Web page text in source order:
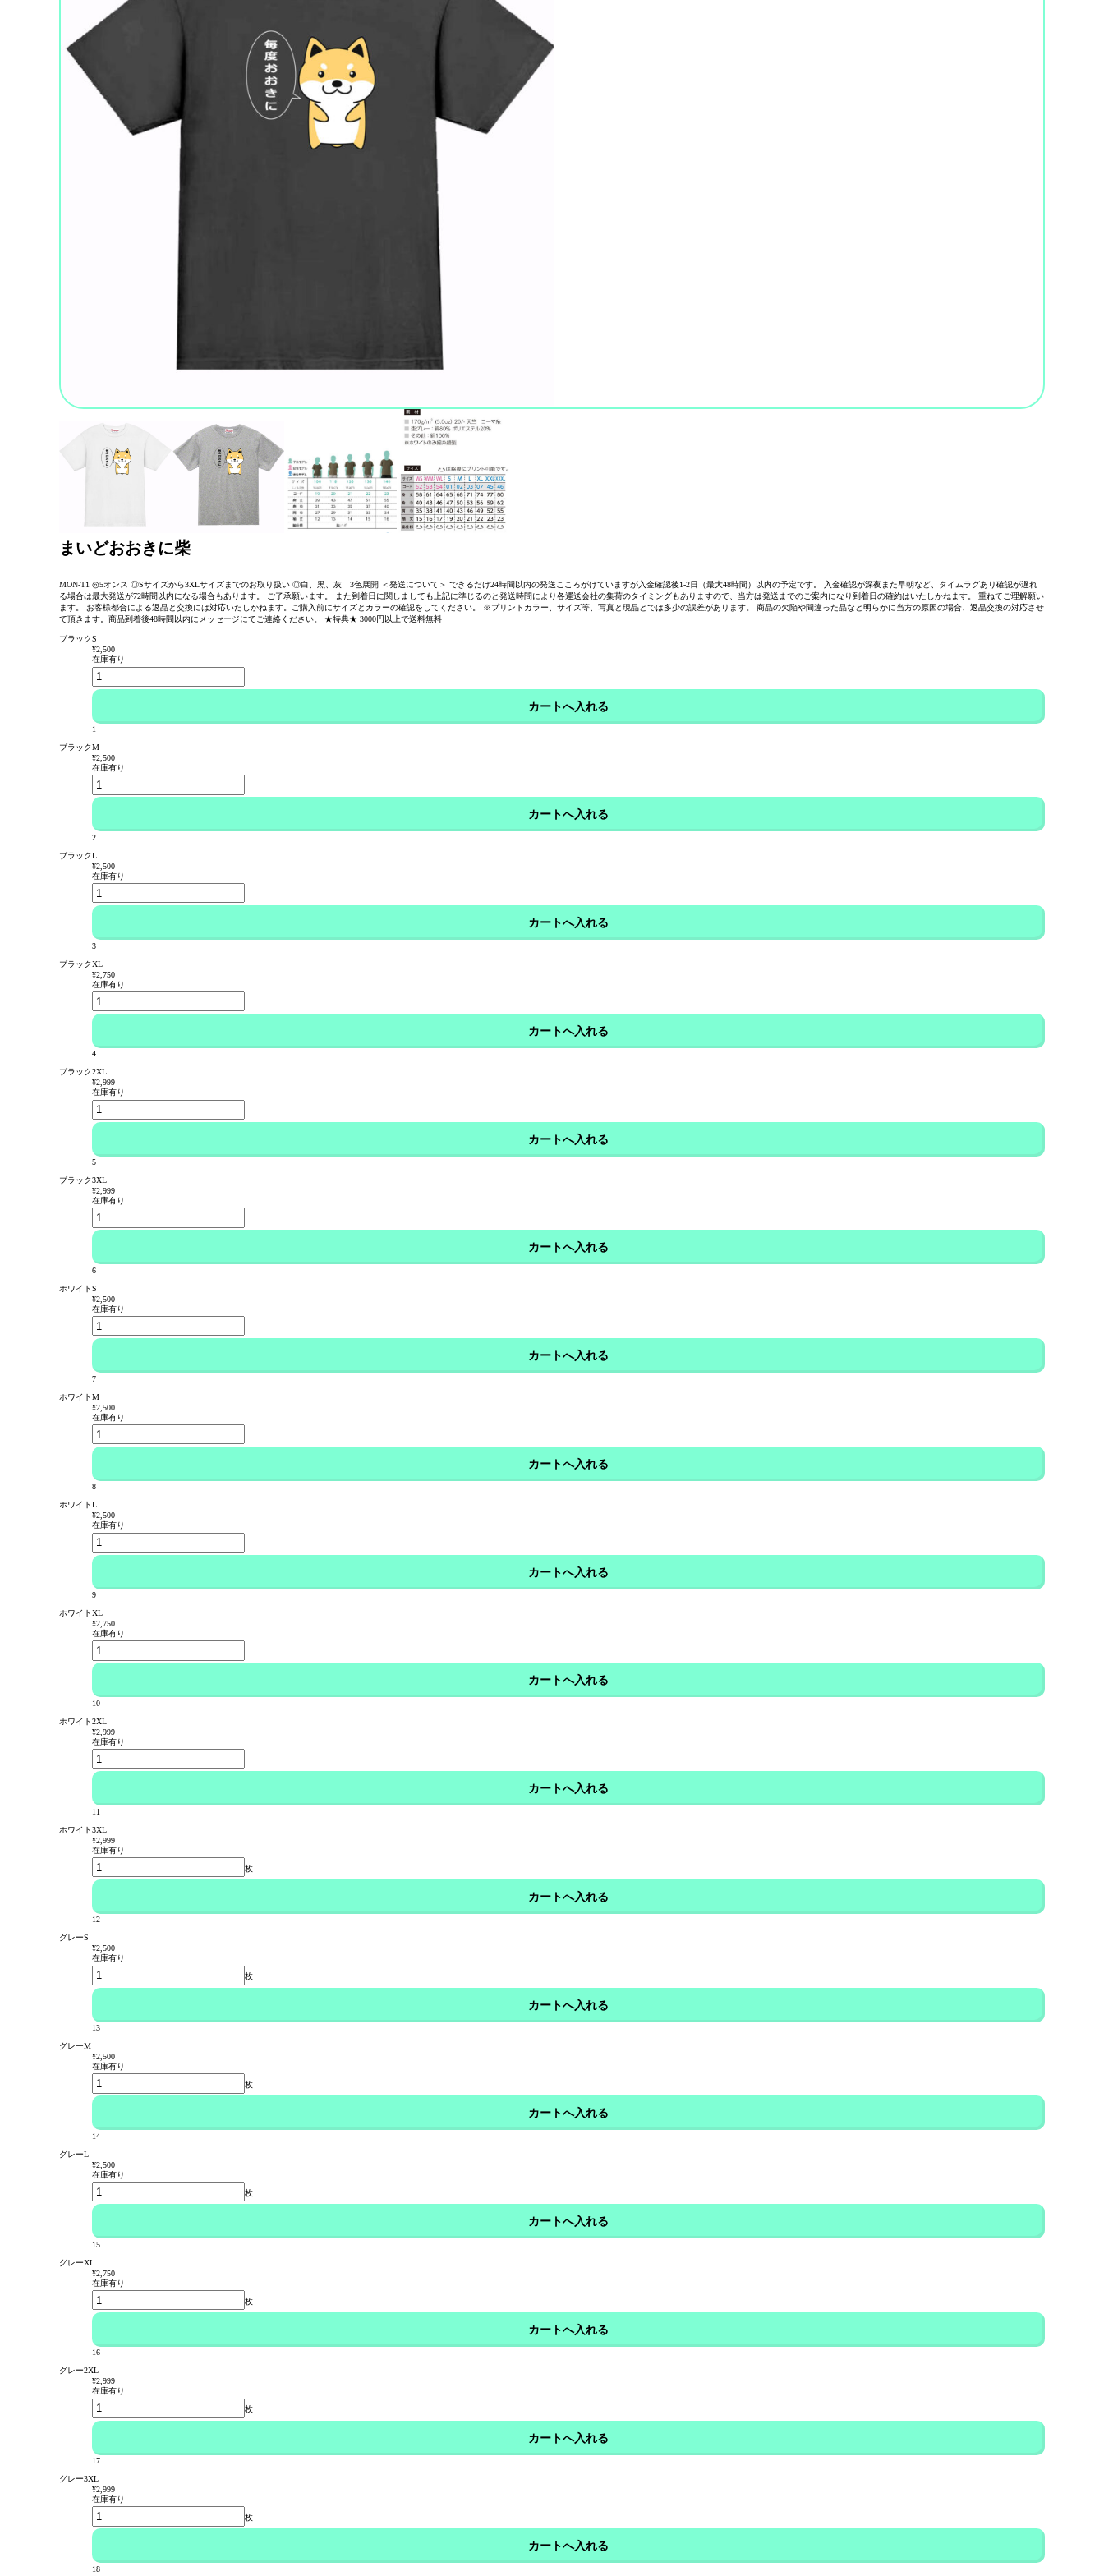
まいどおおきに柴
MON-T1 ◎5オンス ◎Sサイズから3XLサイズまでのお取り扱い ◎白、黒、灰 3色展開 ＜発送について＞ できるだけ24時間以内の発送こころがけていますが入金確認後1-2日（最大48時間）以内の予定です。 入金確認が深夜また早朝など、タイムラグあり確認が遅れ
る場合は最大発送が72時間以内になる場合もあります。 ご了承願います。 また到着日に関しましても上記に準じるのと発送時間により各運送会社の集荷のタイミングもありますので、当方は発送までのご案内になり到着日の確約はいたしかねます。 重ねてご理解願い
ます。 お客様都合による返品と交換には対応いたしかねます。ご購入前にサイズとカラーの確認をしてください。 ※プリントカラー、サイズ等、写真と現品とでは多少の誤差があります。 商品の欠陥や間違った品なと明らかに当方の原因の場合、返品交換の対応させ
て頂きます。商品到着後48時間以内にメッセージにてご連絡ください。 ★特典★ 3000円以上で送料無料
ブラックS
¥2,500
在庫有り
1
ブラックM
¥2,500
在庫有り
2
ブラックL
¥2,500
在庫有り
3
ブラックXL
¥2,750
在庫有り
4
ブラック2XL
¥2,999
在庫有り
5
ブラック3XL
¥2,999
在庫有り
6
ホワイトS
¥2,500
在庫有り
7
ホワイトM
¥2,500
在庫有り
8
ホワイトL
¥2,500
在庫有り
9
ホワイトXL
¥2,750
在庫有り
10
ホワイト2XL
¥2,999
在庫有り
11
ホワイト3XL
¥2,999
在庫有り
枚
12
グレーS
¥2,500
在庫有り
枚
13
グレーM
¥2,500
在庫有り
枚
14
グレーL
¥2,500
在庫有り
枚
15
グレーXL
¥2,750
在庫有り
枚
16
グレー2XL
¥2,999
在庫有り
枚
17
グレー3XL
¥2,999
在庫有り
枚
18